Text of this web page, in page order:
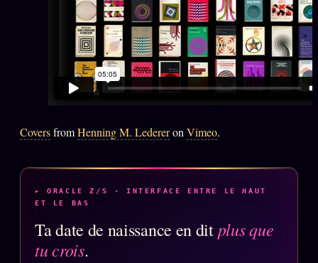
Oracle Parfum
Oracle Anniversaire
Oracle Carte du Jour
Oracle Algorithme
LIVRES
KÉTAMINE
BRAQUAGE2021
SUSPECTE
CoversfromHenning M. Ledereron Vimeo.
▸ ORACLE Z/S · INTERFACE ENTRE LE HAUT
ET LE BAS
Ta date de naissance en dit plus que
tu crois.